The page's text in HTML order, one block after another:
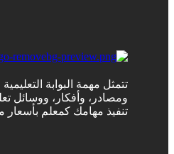
تتمثل مهمة البوابة
ومصادر، وأفكار، ووسائل
تنفيذ مهامك كمعلم بأسعار